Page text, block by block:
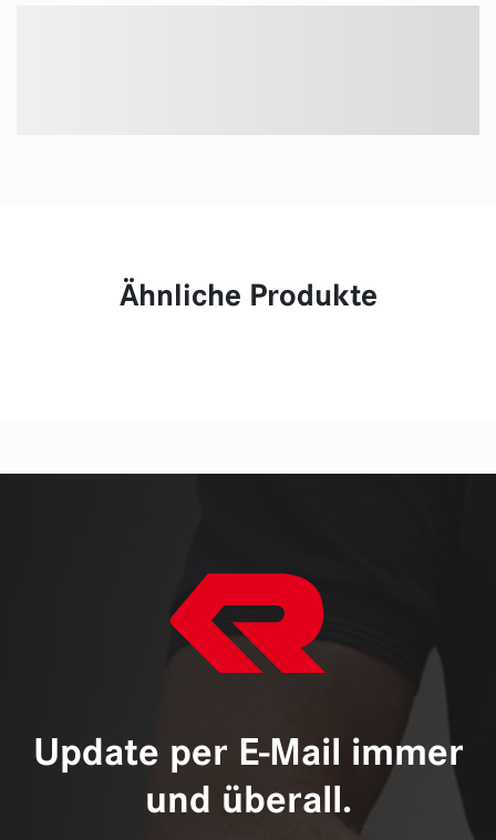
Ähnliche Produkte
Update per E-Mail immer
und überall.